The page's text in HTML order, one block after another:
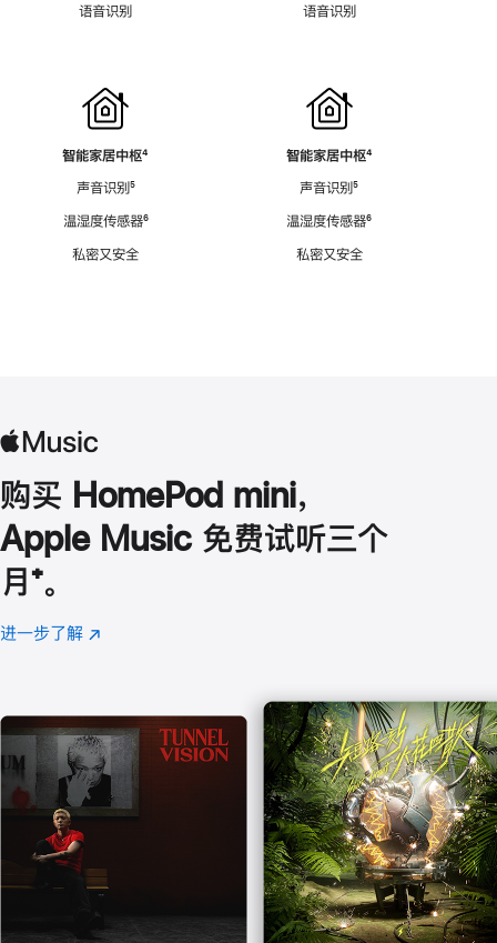
语音识别
智能家居中枢脚
⁴
声音识别脚
⁵
温湿度传感器脚
⁶
私密又安全
语音识别
智能家居中枢脚
⁴
声音识别脚
⁵
温湿度传感器脚
⁶
私密又安全
购买 HomePod mini，
Apple Music 免费试听三个
月 脚
注
⁺。
进一步了解 Apple
(在
口
中
打
开)